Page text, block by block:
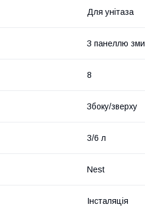
Для унітаза
З панеллю
8
Збоку/зверху
3/6 л
Nest
Інсталяція